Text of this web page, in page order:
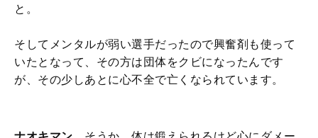
と。
そしてメンタルが弱い選手だったので興奮剤も使って
いたとなって、その方は団体をクビになったんです
が、その少しあとに心不全で亡くなられています。